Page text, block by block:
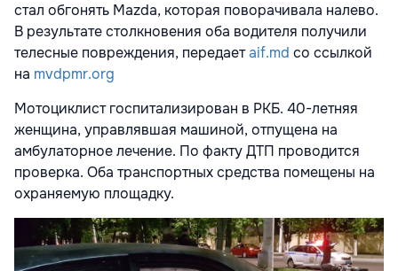
стал обгонять Mazda, которая поворачивала налево.
В результате столкновения оба водителя получили
телесные повреждения, передаетaif.md со ссылкой
на mvdpmr.org
Мотоциклист госпитализирован в РКБ. 40-летняя
женщина, управлявшая машиной, отпущена на
амбулаторное лечение. По факту ДТП проводится
проверка. Оба транспортных средства помещены на
охраняемую площадку.